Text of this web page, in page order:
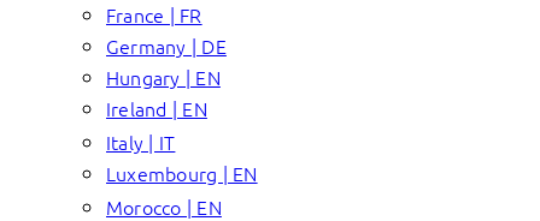
France | FR
Germany | DE
Hungary | EN
Ireland | EN
Italy | IT
Luxembourg | EN
Morocco | EN